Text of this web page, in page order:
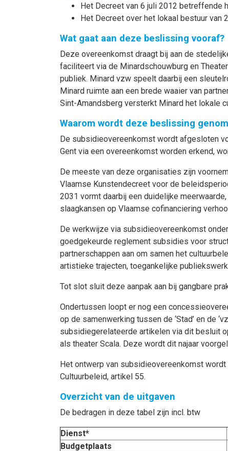
Het Decreet van 6 juli 2012 betreffende
Het Decreet over het lokaal bestuur van
Wat gaat aan deze beslissing vooraf?
Deze overeenkomst draagt bij aan de
faciliteert via de Minardschouwburg en
publiek. Minard vzw speelt daarbij een
Minard ruimte aan een brede waaier van
Sint-Amandsberg versterkt Minard het lokale
Waarom wordt deze beslissing
De subsidieovereenkomst wordt afgesloten
Gent via een overeenkomst worden erkend,
De meeste van deze organisaties zijn
Vlaamse Kunstendecreet voor de
2031 vormt daarbij een duidelijke
slaagkansen op Vlaamse cofinanciering
De werkwijze via subsidieovereenkomst
goedgekeurde reglement subsidies voor
partnerschappen aan om samen het
artistieke trajecten, toegankelijke
Tot slot sluit deze aanpak aan bij gangbare
Ondertussen loopt er nog een
op de samenwerking tussen de ‘Stad’ en de
subsidiegerelateerde artikelen via dit besluit
als theater Scala. Deze wordt dit najaar
Het ontwerp van subsidieovereenkomst
Cultuurbeleid, artikel 55.
Overzicht van de uitgaven
De bedragen in deze tabel zijn incl. btw
Dienst*
Budgetplaats